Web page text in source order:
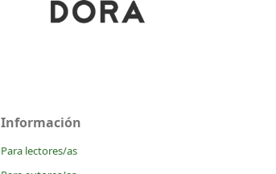
Información
Para lectores/as